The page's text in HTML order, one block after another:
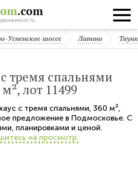
.com
Успенское шоссе Лапино
тремя спальнями
м², лот 11499
с тремя спальнями, 360 м²,
предложение в Подмосковье. С
планировками и ценой.
на просмотр.